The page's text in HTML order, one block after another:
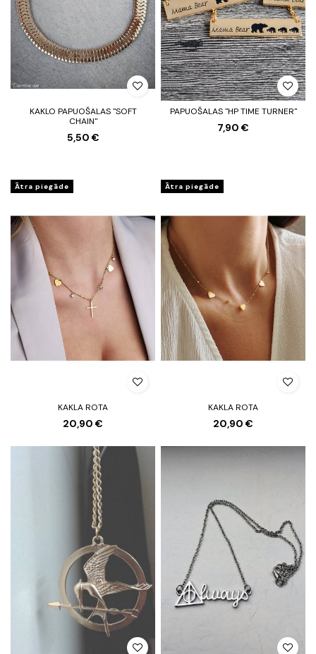
KAKLO PAPUOŠALAS "SOFT
CHAIN"
5,50 €
PAPUOŠALAS "HP TIME TURNER"
7,90 €
Ātra piegāde
KAKLA ROTA
20,90 €
Ātra piegāde
KAKLA ROTA
20,90 €